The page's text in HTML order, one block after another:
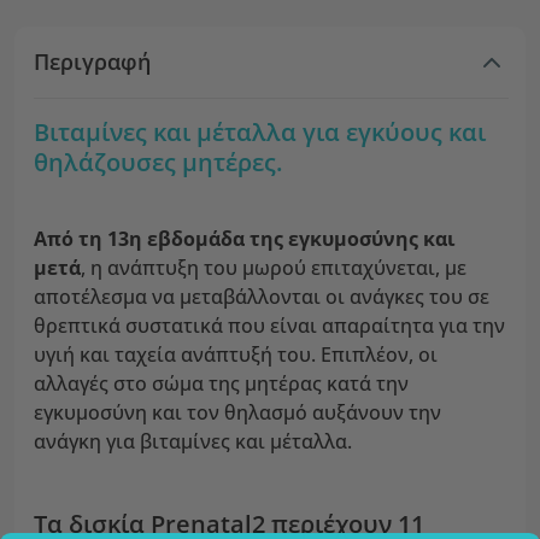
Περιγραφή
Βιταμίνες και μέταλλα για εγκύους και
θηλάζουσες μητέρες.
Από τη 13η εβδομάδα της εγκυμοσύνης και
μετά, η ανάπτυξη του μωρού επιταχύνεται, με
αποτέλεσμα να μεταβάλλονται οι ανάγκες του σε
θρεπτικά συστατικά που είναι απαραίτητα για την
υγιή και ταχεία ανάπτυξή του. Επιπλέον, οι
αλλαγές στο σώμα της μητέρας κατά την
εγκυμοσύνη και τον θηλασμό αυξάνουν την
ανάγκη για βιταμίνες και μέταλλα.
Τα δισκία Prenatal2 περιέχουν 11